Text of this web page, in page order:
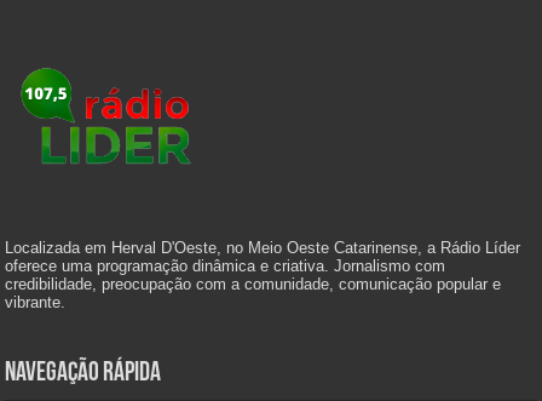
Localizada em Herval D'Oeste, no Meio Oeste Catarinense, a Rádio Líder
oferece uma programação dinâmica e criativa. Jornalismo com
credibilidade, preocupação com a comunidade, comunicação popular e
vibrante.
Navegação Rápida